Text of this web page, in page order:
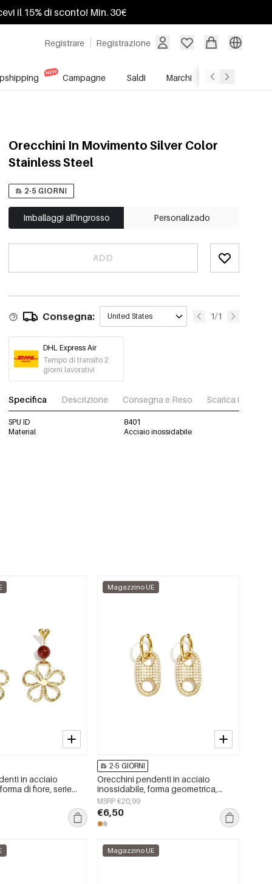
il 15% di sconto! Min. 30€
Registrare Registrazione
Campagne Saldi Marchi Servizio
Orecchini In Movimento Silver Color
Stainless Steel
2-5 GIORNI
Imballaggi all'ingrosso Personalizado
ADD
Consegna: United States 1/1
DHL Express Air
Tempo di transito 2
giorni lavorativi
Specifica Descrizione Consegna e Reso Scarica immagini
SPU ID
8401
Material
Acciaio inossidabile
in acciaio
di fiore, serie
da donna
Magazzino UE
2-5 GIORNI
Orecchini pendenti in acciaio
inossidabile, forma geometrica,
semplici, serie &quot;Daily
Simple&quot;, gioielli da donna.
MSRP €20,99
€6,50
Magazzino UE